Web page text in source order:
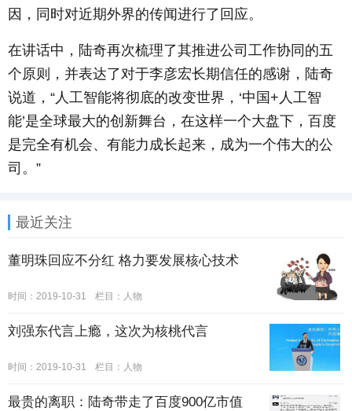
因，同时对近期外界的传闻进行了回应。
在讲话中，陆奇再次梳理了其推进公司工作协同的五
个原则，并表达了对于李彦宏长期信任的感谢，陆奇
说道，“人工智能将彻底的改变世界，‘中国+人工智
能’是全球最大的创新舞台，在这样一个大盘下，百度
是完全有机会、有能力成长起来，成为一个伟大的公
司。”
最近关注
董明珠回应不分红 格力要发展核心技术
时间：2019-10-31 栏目： 人物
刘强东代言上瘾，这次为核桃代言
时间：2019-10-31 栏目： 人物
最贵的离职：陆奇带走了百度900亿市值